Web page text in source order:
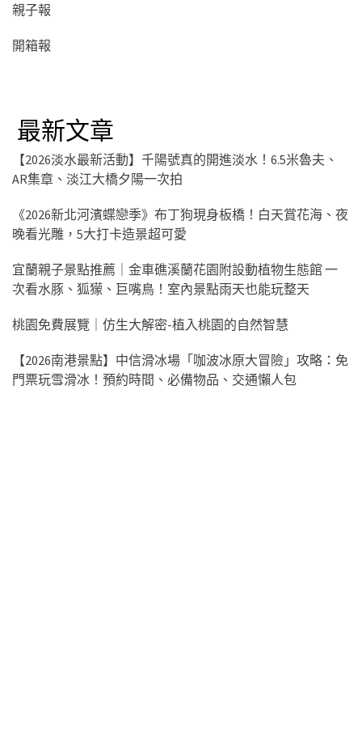
親子報
開箱報
最新文章
【2026淡水最新活動】千陽號真的開進淡水！6.5米魯夫、
AR集章、淡江大橋夕陽一次拍
《2026新北河濱蝶戀季》布丁狗現身板橋！白天賞花海、夜
晚看光雕，5大打卡造景超可愛
宜蘭親子景點推薦｜金車礁溪蘭花園附設動植物生態館 一
次看水豚、狐獴、巨嘴鳥！室內景點雨天也能玩整天
桃園免費展覽｜仿生大解密-植入桃園的自然智慧
【2026南港景點】中信滑冰場「咖波冰原大冒險」攻略：免
門票玩雪滑冰！預約時間、必備物品、交通懶人包